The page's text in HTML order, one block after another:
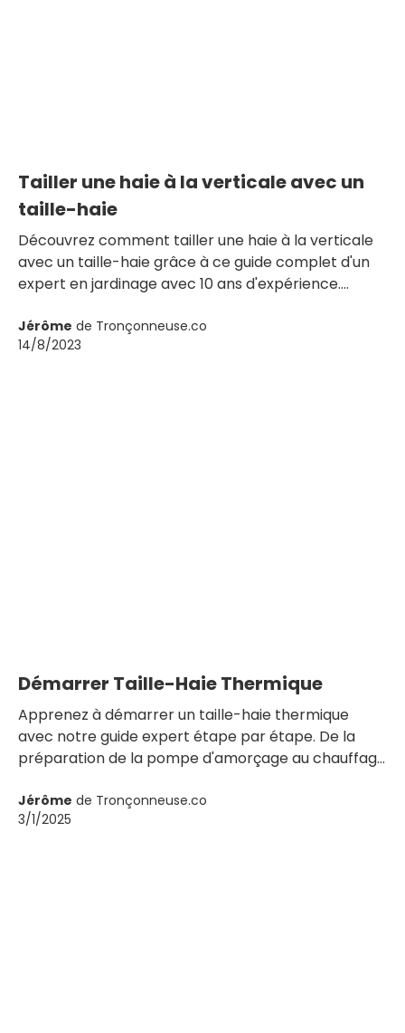
Tailler une haie à la verticale avec un
taille-haie
Découvrez comment tailler une haie à la verticale
avec un taille-haie grâce à ce guide complet d'un
expert en jardinage avec 10 ans d'expérience.
pour une coupe précise et esthétique. Transformez
votre jardin dès aujourd'hui !
Jérôme de Tronçonneuse.co
14/8/2023
Démarrer Taille-Haie Thermique
Apprenez à démarrer un taille-haie thermique
avec notre guide expert étape par étape. De la
préparation de la pompe d'amorçage au chauffage
taille précise et efficace
Jérôme de Tronçonneuse.co
3/1/2025